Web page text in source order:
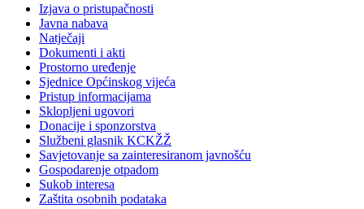
Izjava o pristupačnosti
Javna nabava
Natječaji
Dokumenti i akti
Prostorno uređenje
Sjednice Općinskog vijeća
Pristup informacijama
Sklopljeni ugovori
Donacije i sponzorstva
Službeni glasnik KCKŽŽ
Savjetovanje sa zainteresiranom javnošću
Gospodarenje otpadom
Sukob interesa
Zaštita osobnih podataka